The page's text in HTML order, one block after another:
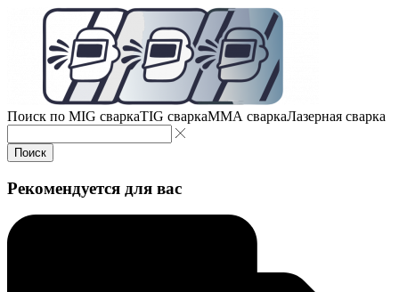
Поиск по MIG сваркаTIG сваркаMMA сваркаЛазерная сварка
Поиск
Рекомендуется для вас